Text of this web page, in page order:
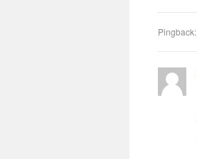
Pingback: